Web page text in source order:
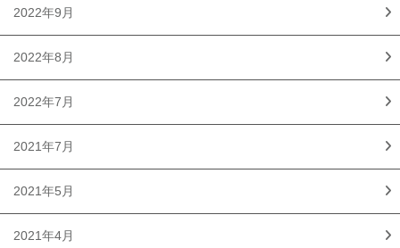
2022年9月
2022年8月
2022年7月
2021年7月
2021年5月
2021年4月